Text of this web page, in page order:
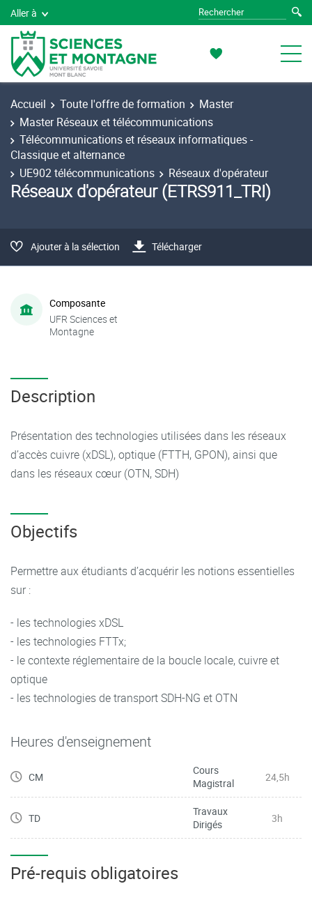
Aller à
Accueil Toute l'offre de formation
Master
Master Réseaux et télécommunications
Télécommunications et réseaux informatiques -
Classique et alternance
UE902 télécommunications
Réseaux d'opérateur
Réseaux d'opérateur (ETRS911_TRI)
Ajouter à la sélection Télécharger
Composante
UFR Sciences et
Montagne
Description
Présentation des technologies utilisées dans les réseaux
d’accès cuivre (xDSL), optique (FTTH, GPON), ainsi que
dans les réseaux cœur (OTN, SDH)
Objectifs
Permettre aux étudiants d’acquérir les notions essentielles
sur :
- les technologies xDSL
- les technologies FTTx;
- le contexte réglementaire de la boucle locale, cuivre et
optique
- les technologies de transport SDH-NG et OTN
Heures d'enseignement
CM
Cours
Magistral
24,5h
TD
Travaux
Dirigés
3h
Pré-requis obligatoires